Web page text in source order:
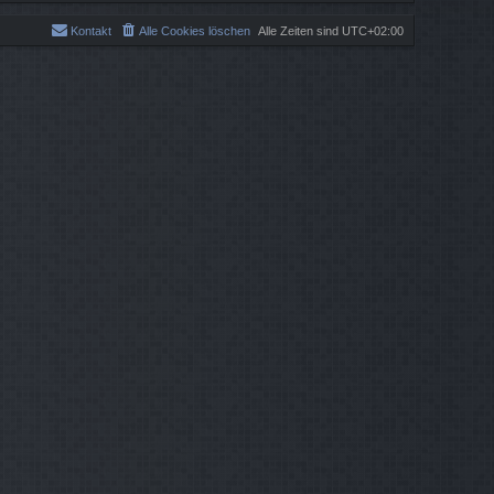
Alle Zeiten sind UTC+02:00
Alle Cookies löschen
Kontakt